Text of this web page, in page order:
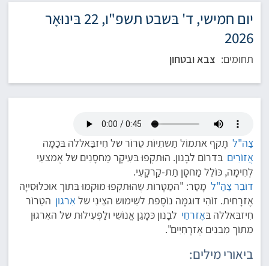
יום חמישי, ד' בּשבט תשפ"ו, 22 בּינוּאָר
2026
תחומים: צבא ובטחון
צַה"ל תָקף אתמוֹל תַשתִיוֹת טֵרוֹר של חִיזבַּאללה בּכַמָה
אֲזוֹרִים בּדרוֹם לבָנון. הוּתקְפוּ בּעִיקָר מַחסָנִים של אֶמצעֵי
לְחִימָה, כּוֹלֵל מַחסָן תַת-קַרקָעִי.
דוֹבֵר צַהַ"ל מָסַר: "המַטָרוֹת שֶהוּתקְפוּ מוּקמוּ בּתוֹך אוּכלוּסִייָה
אֶזרָחית. זוֹהִי דוּגמָה נוֹסֶפת לשִימוּש הצִינִי שלאִרגוּן הטֵרוֹר
חִיזבּאללה בּאֶזרחֵי לבָנון כּמָגֵן אֱנוֹשִי ולַפְּעִילוּת של האִרגוּן
מִתוֹך מִבנִים אֶזרָחִיִים".
ביאורי מילים: